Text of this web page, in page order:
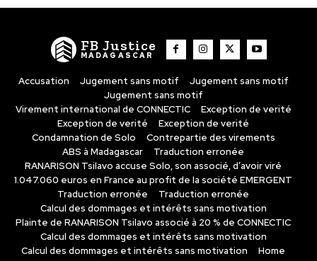
FB Justice
MADAGASCAR
Accusation Jugement sans motif
Jugement sans motif
Jugement sans motif
Virement international de CONNECTIC
Exception de verité
Exception de verité
Exception de verité
Condamnation de Solo
Contrepartie des virements
ABS à Madagascar
Traduction erronée
RANARISON Tsilavo accuse Solo, son associé, d’avoir viré
1.047.060 euros en France au profit de la société EMERGENT
Traduction erronée
Traduction erronée
Calcul des dommages et intérêts sans motivation
Plainte de RANARISON Tsilavo associé à 20 % de CONNECTIC
Calcul des dommages et intérêts sans motivation
Calcul des dommages et intérêts sans motivation
Home